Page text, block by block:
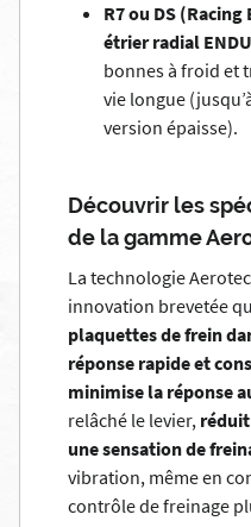
R7 ou DS
étrier radial
bonnes à froid et
vie longue
version épaisse).
Découvrir les
de la gamme
La technologie
innovation brevetée
plaquettes de frein
réponse rapide et
minimise la réponse
relâché le levier,
une sensation de
vibration, même en
contrôle de freinage